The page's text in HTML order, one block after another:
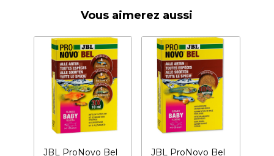
Vous aimerez aussi
JBL ProNovo Bel
JBL ProNovo Bel